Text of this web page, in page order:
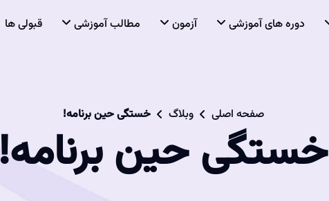
دوره های آموزشی آزمون مطالب آموزشی قبولی ها
صفحه اصلی وبلاگ خستگی حین برنامه!
خستگی حین برنامه!